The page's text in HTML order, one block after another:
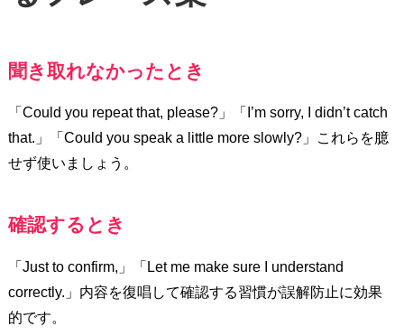
聞き取れなかったとき
「Could you repeat that, please?」「I’m sorry, I didn’t catch
that.」「Could you speak a little more slowly?」これらを臆
せず使いましょう。
確認するとき
「Just to confirm,」「Let me make sure I understand
correctly.」内容を復唱して確認する習慣が誤解防止に効果
的です。